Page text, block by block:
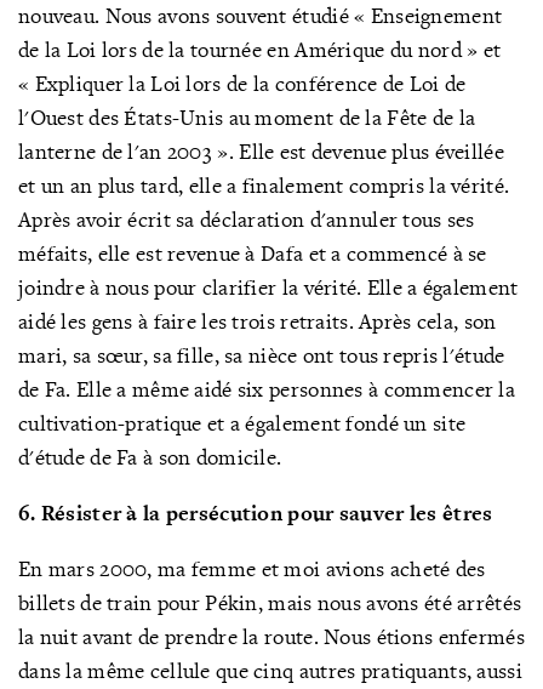
nouveau. Nous avons souvent étudié« Enseignement
de la Loi lors de la tournée en Amérique du nord » et
« Expliquer la Loi lors de la conférence de Loi de
l'Ouest des États-Unis au moment de la Fête de la
lanterne de l'an 2003 ». Elle est devenue plus éveillée
et un an plus tard, elle a finalement compris la vérité.
Après avoir écrit sa déclaration d'annuler tous ses
méfaits, elle est revenue à Dafa et a commencé à se
joindre à nous pour clarifier la vérité. Elle a également
aidé les gens à faire les trois retraits. Après cela, son
mari, sa sœur, sa fille, sa nièce ont tous repris l'étude
de Fa. Elle a même aidé six personnes à commencer la
cultivation-pratique et a également fondé un site
d'étude de Fa à son domicile.
6. Résister à la persécution pour sauver les êtres
En mars 2000, ma femme et moi avions acheté des
billets de train pour Pékin, mais nous avons été arrêtés
la nuit avant de prendre la route. Nous étions enfermés
dans la même cellule que cinq autres pratiquants, aussi